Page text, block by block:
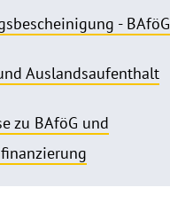
- BAföG
Auslandsaufenthalt
zu BAföG und